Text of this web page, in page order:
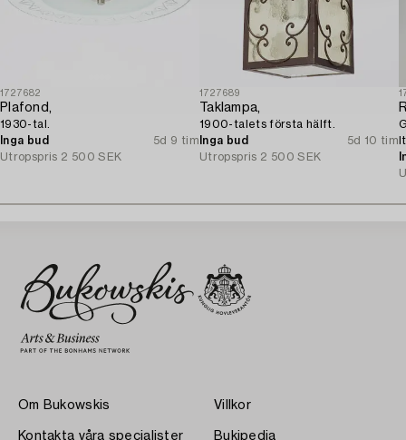
1727682
Plafond,
1930-tal.
Inga bud
5d 9 tim
Utropspris 2 500 SEK
1727689
Taklampa,
1900-talets första hälft.
Inga bud
5d 10 tim
Utropspris 2 500 SEK
Om Bukowskis
Kontakta våra specialister
Villkor
Bukipedia